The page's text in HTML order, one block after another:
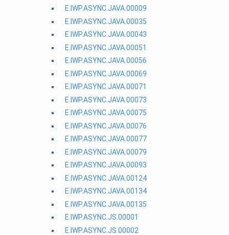
E.IWP.ASYNC.JAVA.00009
E.IWP.ASYNC.JAVA.00035
E.IWP.ASYNC.JAVA.00043
E.IWP.ASYNC.JAVA.00051
E.IWP.ASYNC.JAVA.00056
E.IWP.ASYNC.JAVA.00069
E.IWP.ASYNC.JAVA.00071
E.IWP.ASYNC.JAVA.00073
E.IWP.ASYNC.JAVA.00075
E.IWP.ASYNC.JAVA.00076
E.IWP.ASYNC.JAVA.00077
E.IWP.ASYNC.JAVA.00079
E.IWP.ASYNC.JAVA.00093
E.IWP.ASYNC.JAVA.00124
E.IWP.ASYNC.JAVA.00134
E.IWP.ASYNC.JAVA.00135
E.IWP.ASYNC.JS.00001
E.IWP.ASYNC.JS.00002